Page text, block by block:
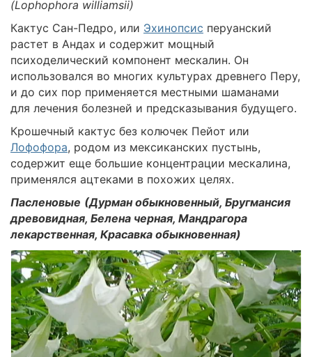
(Lophophora williamsii)
Кактус Сан-Педро, или Эхинопсис перуанский
растет в Андах и содержит мощный
психоделический компонент мескалин. Он
использовался во многих культурах древнего Перу,
и до сих пор применяется местными шаманами
для лечения болезней и предсказывания будущего.
Крошечный кактус без колючек Пейот или
Лофофора, родом из мексиканских пустынь,
содержит еще большие концентрации мескалина,
применялся ацтеками в похожих целях.
Пасленовые (Дурман обыкновенный, Бругмансия
древовидная, Белена черная, Мандрагора
лекарственная, Красавка обыкновенная)